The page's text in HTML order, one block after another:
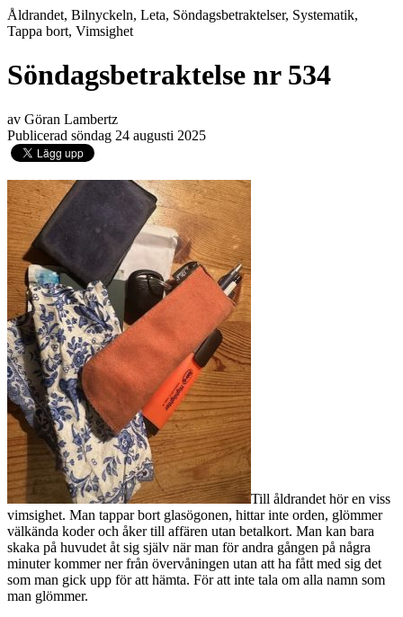
Åldrandet, Bilnyckeln, Leta, Söndagsbetraktelser, Systematik,
Tappa bort, Vimsighet
Söndagsbetraktelse nr 534
av Göran Lambertz
Publicerad söndag 24 augusti 2025
Till åldrandet hör en viss
vimsighet. Man tappar bort glasögonen, hittar inte orden, glömmer
välkända koder och åker till affären utan betalkort. Man kan bara
skaka på huvudet åt sig själv när man för andra gången på några
minuter kommer ner från övervåningen utan att ha fått med sig det
som man gick upp för att hämta. För att inte tala om alla namn som
man glömmer.